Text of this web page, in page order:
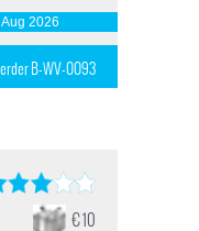
2026
B-WV-0093
€ 10